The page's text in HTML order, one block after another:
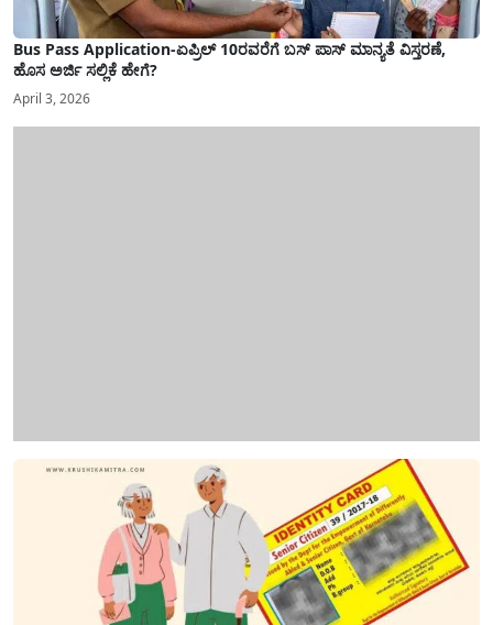
Bus Pass Application-ಏಪ್ರಿಲ್ 10ರವರೆಗೆ ಬಸ್ ಪಾಸ್ ಮಾನ್ಯತೆ ವಿಸ್ತರಣೆ,
ಹೊಸ ಅರ್ಜಿ ಸಲ್ಲಿಕೆ ಹೇಗೆ?
April 3, 2026